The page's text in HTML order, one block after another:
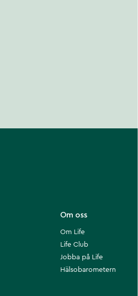
Om oss
Om Life
Life Club
Jobba på Life
Hälsobarometern